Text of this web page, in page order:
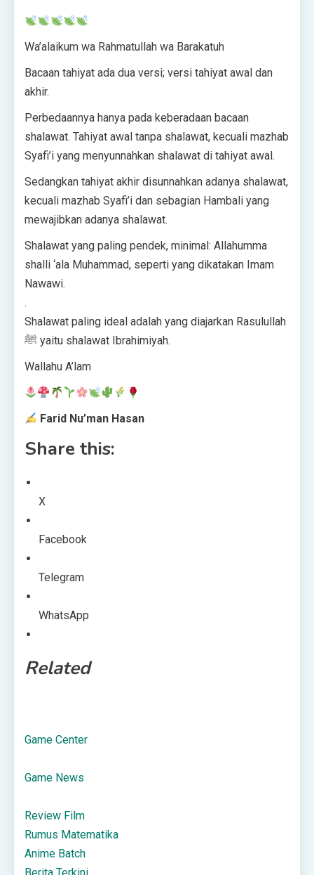
Wa’alaikum wa Rahmatullah wa Barakatuh
Bacaan tahiyat ada dua versi; versi tahiyat awal dan
akhir.
Perbedaannya hanya pada keberadaan bacaan
shalawat. Tahiyat awal tanpa shalawat, kecuali mazhab
Syafi’i yang menyunnahkan shalawat di tahiyat awal.
Sedangkan tahiyat akhir disunnahkan adanya shalawat,
kecuali mazhab Syafi’i dan sebagian Hambali yang
mewajibkan adanya shalawat.
Shalawat yang paling pendek, minimal: Allahumma
shalli ‘ala Muhammad, seperti yang dikatakan Imam
Nawawi.
.
Shalawat paling ideal adalah yang diajarkan Rasulullah
ﷺ yaitu shalawat Ibrahimiyah.
Wallahu A’lam
Farid Nu’man Hasan
Share this:
X
Facebook
Telegram
WhatsApp
Related
Game Center
Game News
Review Film
Rumus Matematika
Anime Batch